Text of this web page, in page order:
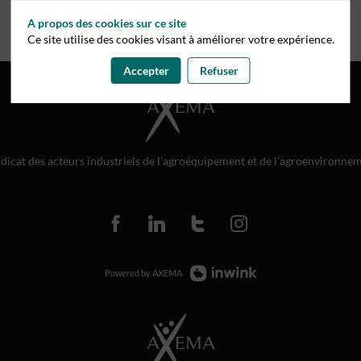
des acteurs industriels de l'agroéquipement et de
Powered by AXEMA
A propos des cookies sur ce site
Ce site utilise des cookies visant à améliorer votre expérience.
Accepter Refuser